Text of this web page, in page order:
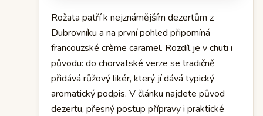
Rožata patří k nejznámějším dezertům z
Dubrovníku a na první pohled připomíná
francouzské crème caramel. Rozdíl je v chuti i
původu: do chorvatské verze se tradičně
přidává růžový likér, který jí dává typický
aromatický podpis. V článku najdete původ
dezertu, přesný postup přípravy i praktické